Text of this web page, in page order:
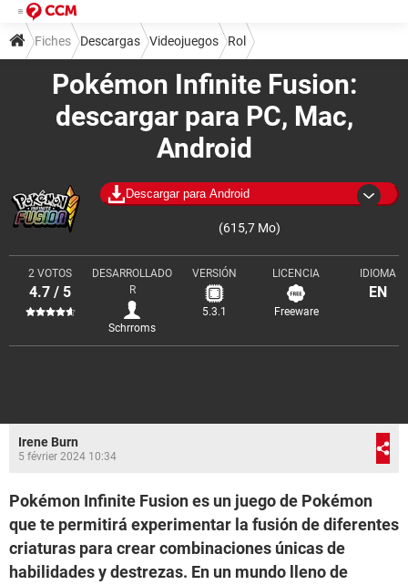
Pokémon Infinite Fusion:
descargar para PC, Mac,
Android
Descargar para Android
(615,7 Mo)
2 VOTOS
4.7 / 5
DESARROLLADO
R
Schrroms
VERSIÓN
5.3.1
LICENCIA
Freeware
IDIOMA
EN
Fiches Descargas Videojuegos Rol
Irene Burn
5 février 2024 10:34
Pokémon Infinite Fusion es un juego de Pokémon
que te permitirá experimentar la fusión de diferentes
criaturas para crear combinaciones únicas de
habilidades y destrezas. En un mundo lleno de